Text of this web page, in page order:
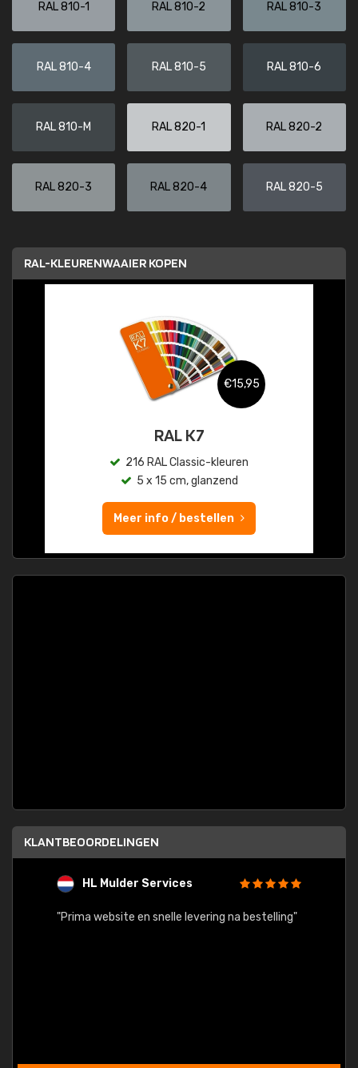
RAL 810-1 RAL 810-2 RAL 810-3
RAL 810-4 RAL 810-5 RAL 810-6
RAL 810-M RAL 820-1 RAL 820-2
RAL 820-3 RAL 820-4 RAL 820-5
RAL-KLEURENWAAIER KOPEN
€15,95
RAL K7
216 RAL Classic-kleuren
5 x 15 cm, glanzend
Meer info / bestellen
KLANTBEOORDELINGEN
HL Mulder Services
"Prima website en snelle levering na bestelling"